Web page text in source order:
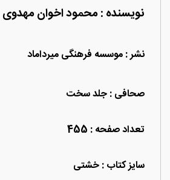
نویسنده : محمود اخوان مهدوی
نشر : موسسه فرهنگی میرداماد
صحافی : جلد سخت
تعداد صفحه : 455
سایز کتاب : خشتی